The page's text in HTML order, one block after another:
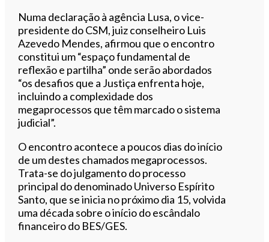
Numa declaração à agência Lusa, o vice-
presidente do CSM, juiz conselheiro Luis
Azevedo Mendes, afirmou que o encontro
constitui um “espaço fundamental de
reflexão e partilha” onde serão abordados
“os desafios que a Justiça enfrenta hoje,
incluindo a complexidade dos
megaprocessos que têm marcado o sistema
judicial”.
O encontro acontece a poucos dias do início
de um destes chamados megaprocessos.
Trata-se do julgamento do processo
principal do denominado Universo Espírito
Santo, que se inicia no próximo dia 15, volvida
uma década sobre o início do escândalo
financeiro do BES/GES.